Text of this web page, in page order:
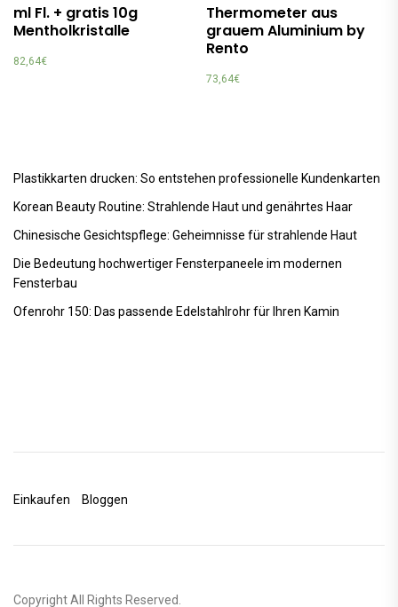
ml Fl. + gratis 10g
Mentholkristalle
82,64€
Thermometer aus
grauem Aluminium by
Rento
73,64€
Plastikkarten drucken: So entstehen professionelle Kundenkarten
Korean Beauty Routine: Strahlende Haut und genährtes Haar
Chinesische Gesichtspflege: Geheimnisse für strahlende Haut
Die Bedeutung hochwertiger Fensterpaneele im modernen
Fensterbau
Ofenrohr 150: Das passende Edelstahlrohr für Ihren Kamin
Einkaufen Bloggen
Copyright All Rights Reserved.